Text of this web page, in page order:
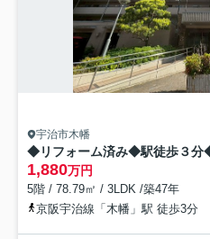
宇治市木幡
1,880万円
5階 / 78.79㎡ / 3LDK /築47年
京阪宇治線「木幡」駅 徒歩3分